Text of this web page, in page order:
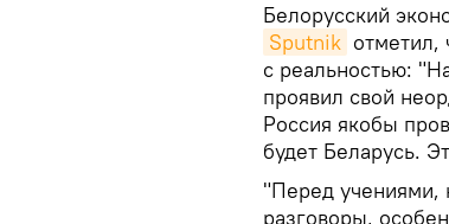
Белорусский
Sputnik отметил,
с реальностью:
проявил свой
Россия якобы
будет Беларусь.
"Перед учениями,
разговоры,